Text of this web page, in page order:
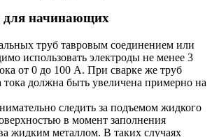
для начинающих
труб тавровым соединением или
использовать электроды не менее 3
от 0 до 100 А. При сварке же труб
тока должна быть увеличена примерно на
следить за подъемом жидкого
в момент заполнения
жидким металлом. В таких случаях